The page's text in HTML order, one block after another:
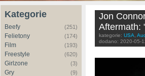
Kategorie
Beefy (251)
Felietony (174)
Film (193)
Freestyle (620)
Girlzone (3)
Gry (9)
Jon
Aftermath:
kategorie: USA
dodano: 2020-05-